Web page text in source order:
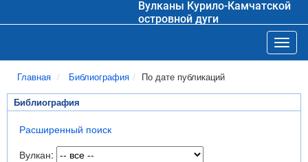
Вулканы Курило-Камчатской
островной дуги
Главная Библиография По дате публикаций
Библиография
Расширенный поиск
Вулкан: